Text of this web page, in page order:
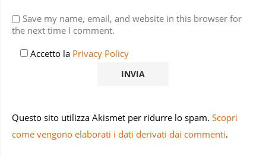
Save my name, email, and website in this browser for
the next time I comment.
Accetto la Privacy Policy
Questo sito utilizza Akismet per ridurre lo spam. Scopri
come vengono elaborati i dati derivati dai commenti.